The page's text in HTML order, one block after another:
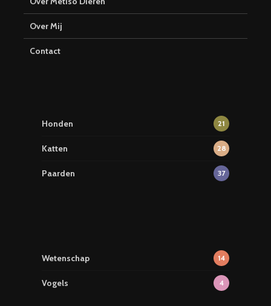
Over Mij
Contact
Honden 21
Katten 28
Paarden 37
Wetenschap 14
Vogels 4